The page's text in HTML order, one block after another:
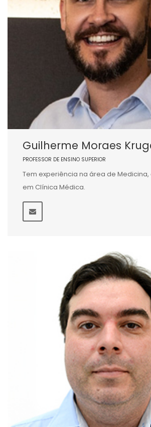
Guilherme Moraes
PROFESSOR DE ENSINO SUPERIOR
Tem experiência na área de
em Clínica Médica.